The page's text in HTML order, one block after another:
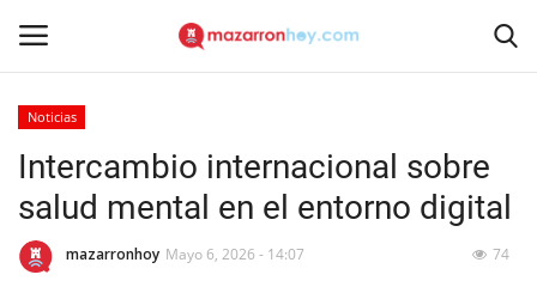
Inicio
Contacto
Noticias
Intercambio internacional sobre
salud mental en el entorno digital
mazarronhoy Mayo 6, 2026 - 14:07 74